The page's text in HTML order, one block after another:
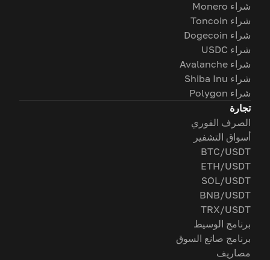
شراء Monero
شراء Toncoin
شراء Dogecoin
شراء USDC
شراء Avalanche
شراء Shiba Inu
شراء Polygon
تجارة
الصرف الفوري
أسواق التشفير
BTC/USDT
ETH/USDT
SOL/USDT
BNB/USDT
TRX/USDT
برنامج الوسيط
برنامج صانع السوق
مصاريف